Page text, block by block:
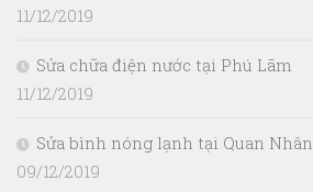
11/12/2019
Sửa chữa điện nước tại Phú Lãm
11/12/2019
Sửa bình nóng lạnh tại Quan Nhân
09/12/2019